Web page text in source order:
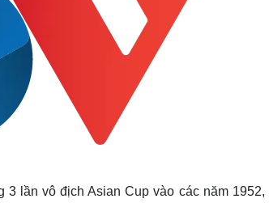
Sân khấu - Điện ảnh
Văn học
Âm nhạc
Di sản
Nghệ sĩ
lần vô địch Asian Cup vào các năm